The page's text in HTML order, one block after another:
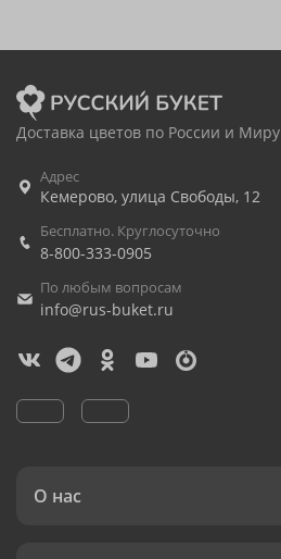
Доставка цветов по России и Миру
Адрес
Кемерово, улица Свободы, 12
Бесплатно. Круглосуточно
8-800-333-0905
По любым вопросам
info@rus-buket.ru
О нас